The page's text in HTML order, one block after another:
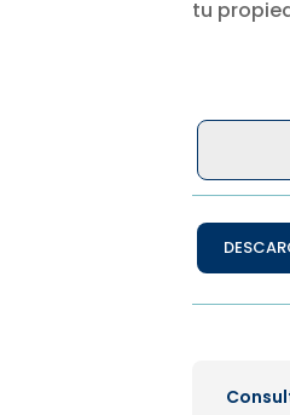
tu